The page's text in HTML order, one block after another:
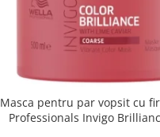
Masca pentru par vopsit cu
Professionals Invigo